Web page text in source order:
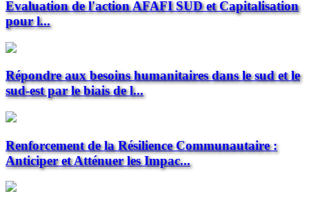
Evaluation de l'action AFAFI SUD et Capitalisation
pour l...
Répondre aux besoins humanitaires dans le sud et le
sud-est par le biais de l...
Renforcement de la Résilience Communautaire :
Anticiper et Atténuer les Impac...